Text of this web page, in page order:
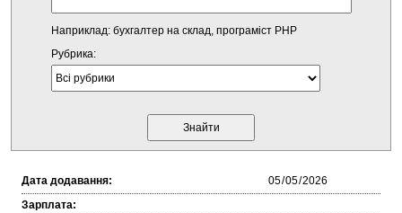
Наприклад: бухгалтер на склад, програміст PHP
Рубрика:
Дата додавання:
Зарплата: